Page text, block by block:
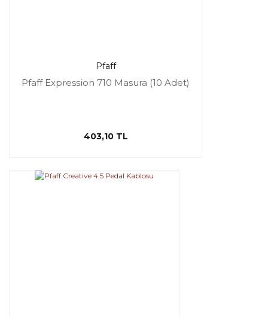
Pfaff
Pfaff Expression 710 Masura (10 Adet)
403,10 TL